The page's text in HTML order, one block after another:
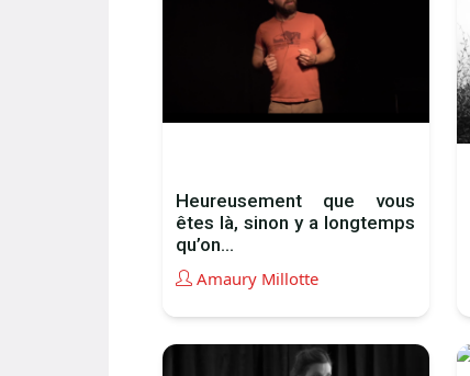
Heureusement que vous
êtes là, sinon y a longtemps
qu’on...
Amaury Millotte